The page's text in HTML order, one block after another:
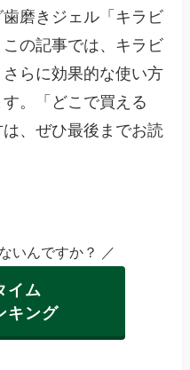
磨きジェル「キラビ
の記事では、キラビ
らに効果的な使い方
。「どこで買える
、ぜひ最後までお読
いんですか？ ／
イム
キング